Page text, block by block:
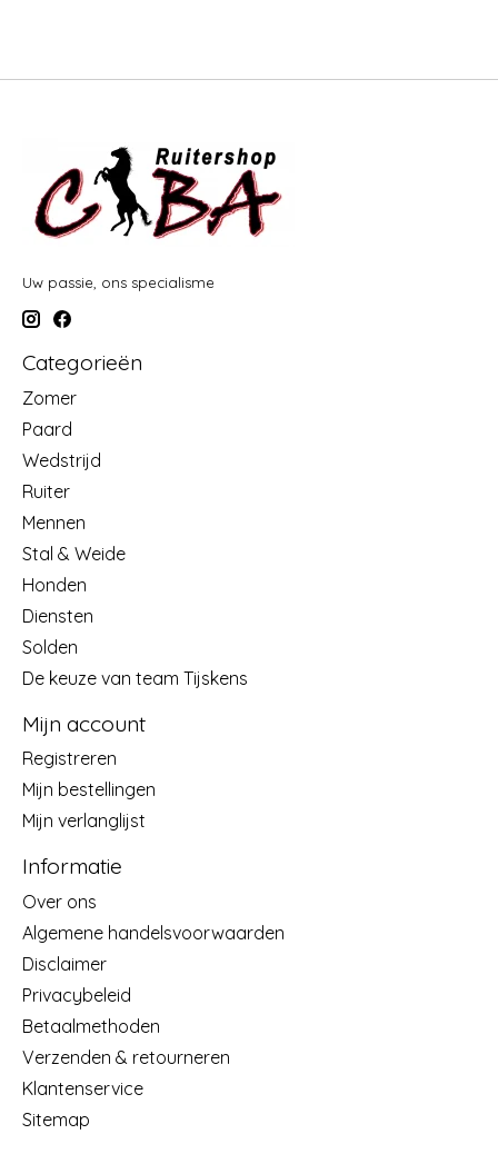
Uw passie, ons specialisme
Categorieën
Zomer
Paard
Wedstrijd
Ruiter
Mennen
Stal & Weide
Honden
Diensten
Solden
De keuze van team Tijskens
Mijn account
Registreren
Mijn bestellingen
Mijn verlanglijst
Informatie
Over ons
Algemene handelsvoorwaarden
Disclaimer
Privacybeleid
Betaalmethoden
Verzenden & retourneren
Klantenservice
Sitemap